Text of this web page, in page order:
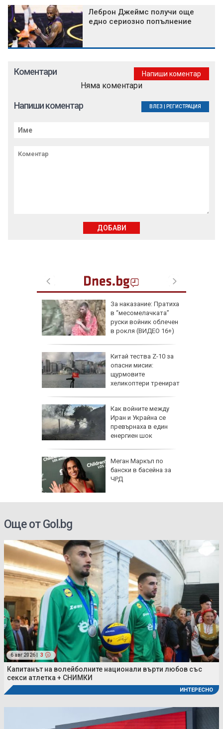
Леброн Джеймс получи още
едно сериозно попълнение
За наказание: Пратиха
в “месомелачката”
руски войник облечен
в рокля (ВИДЕО 16+)
Китай тества Z-10 за
опасни мисии:
щурмовите
хеликоптери тренират
Как войните между
Иран и Украйна се
превърнаха в един
енергиен шок
Меган Маркъл по
бански в басейна за
ЧРД
Коментари Напиши коментар
Няма коментари
Напиши коментар ВЛЕЗ РЕГИСТРАЦИЯ
ДОБАВИ
Още от Gol.bg
6 авг 2026 | 3
Капитанът на волейболните национали върти любов със
секси атлетка + СНИМКИ
ИНТЕРЕСНО